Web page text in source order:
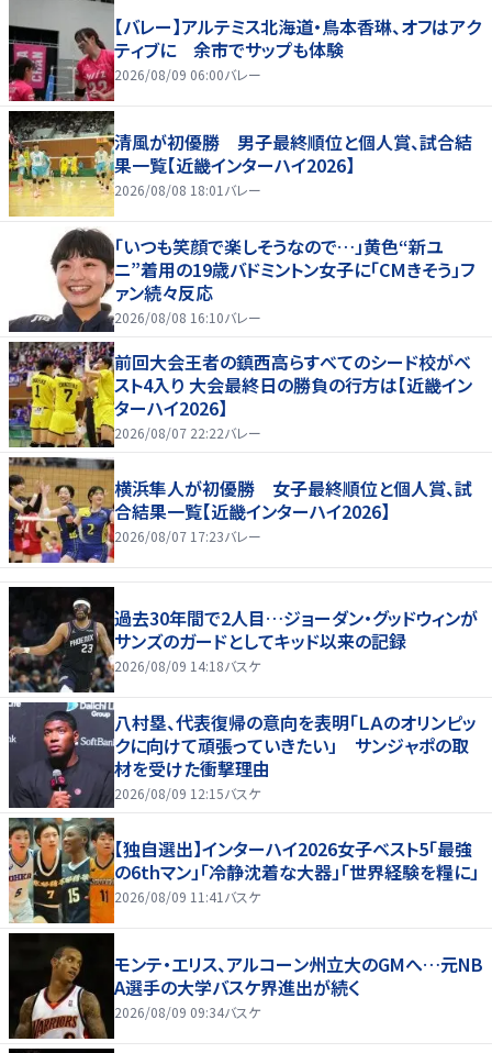
【バレー】アルテミス北海道・鳥本香琳、オフはアク
ティブに 余市でサップも体験
2026/08/09 06:00バレー
清風が初優勝 男子最終順位と個人賞、試合結
果一覧【近畿インターハイ2026】
2026/08/08 18:01 バレー
「いつも笑顔で楽しそうなので…」黄色“新ユ
ニ”着用の19歳バドミントン女子に「CMきそう」フ
ァン続々反応
2026/08/08 16:10バレー
前回大会王者の鎮西高らすべてのシード校がベ
スト4入り 大会最終日の勝負の行方は【近畿イン
ターハイ2026】
2026/08/07 22:22バレー
横浜隼人が初優勝 女子最終順位と個人賞、試
合結果一覧【近畿インターハイ2026】
2026/08/07 17:23バレー
過去30年間で2人目…ジョーダン・グッドウィンが
サンズのガードとしてキッド以来の記録
2026/08/09 14:18バスケ
八村塁、代表復帰の意向を表明「ＬＡのオリンピッ
クに向けて頑張っていきたい」 サンジャポの取
材を受けた衝撃理由
2026/08/09 12:15バスケ
【独自選出】インターハイ2026女子ベスト5「最強
の6thマン」「冷静沈着な大器」「世界経験を糧に」
2026/08/09 11:41 バスケ
モンテ・エリス、アルコーン州立大のGMへ…元NB
A選手の大学バスケ界進出が続く
2026/08/09 09:34バスケ